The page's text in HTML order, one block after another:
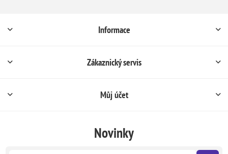
Informace
Zákaznický servis
Můj účet
Novinky